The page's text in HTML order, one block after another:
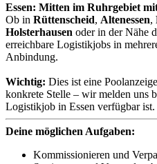
Essen: Mitten im Ruhrgebiet
Ob in Rüttenscheid, Altenessen,
Holsterhausen oder in der Nähe
erreichbare Logistikjobs in
Anbindung.
Wichtig: Dies ist eine
konkrete Stelle – wir melden uns
Logistikjob in Essen verfügbar ist.
Deine möglichen Aufgaben:
Kommissionieren und